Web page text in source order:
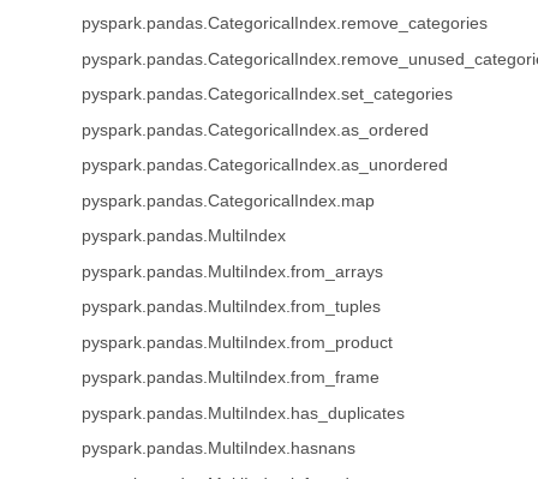
pyspark.pandas.CategoricalIndex.remove_categories
pyspark.pandas.CategoricalIndex.set_categories
pyspark.pandas.CategoricalIndex.as_ordered
pyspark.pandas.CategoricalIndex.as_unordered
pyspark.pandas.CategoricalIndex.map
pyspark.pandas.MultiIndex
pyspark.pandas.MultiIndex.from_arrays
pyspark.pandas.MultiIndex.from_tuples
pyspark.pandas.MultiIndex.from_product
pyspark.pandas.MultiIndex.from_frame
pyspark.pandas.MultiIndex.has_duplicates
pyspark.pandas.MultiIndex.hasnans